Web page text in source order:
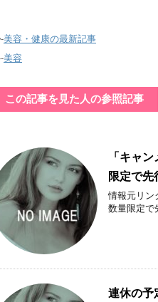
-美容・健康の最新記事
-美容
この記事を見た人の参照記事
「キャ
限定で先
情報元リン
数量限定で
連休の予